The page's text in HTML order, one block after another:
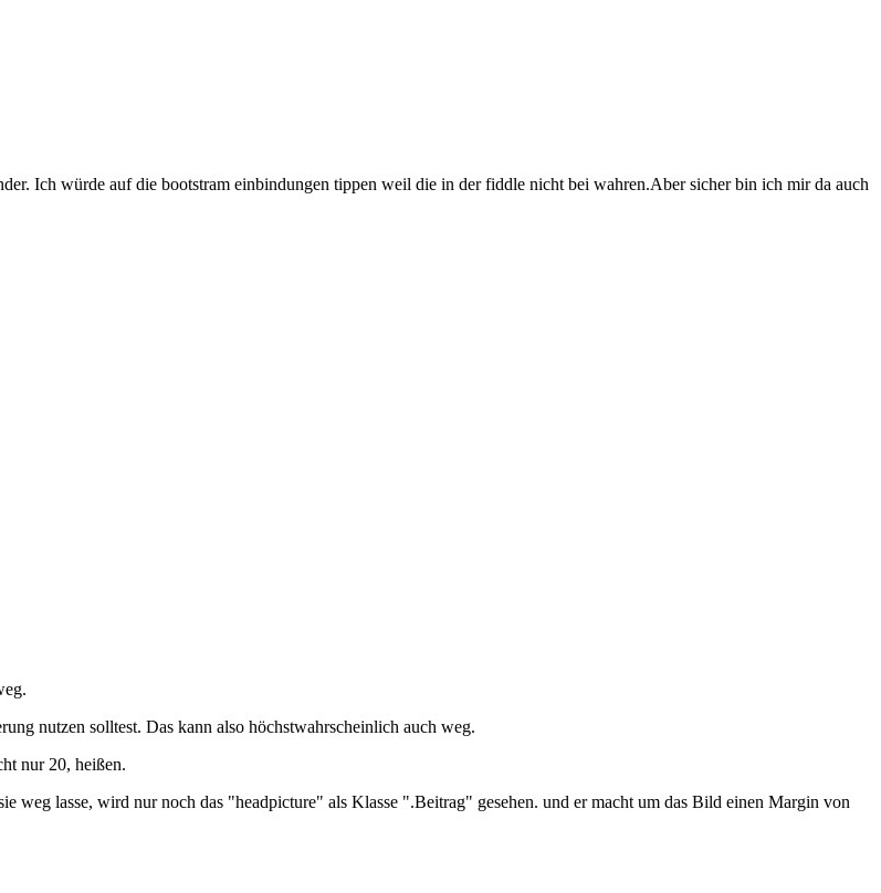
Ich würde auf die bootstram einbindungen tippen weil die in der fiddle nicht bei wahren.Aber sicher bin ich mir da auch
nutzen solltest. Das kann also höchstwahrscheinlich auch weg.
nur 20, heißen.
weg lasse, wird nur noch das "headpicture" als Klasse ".Beitrag" gesehen. und er macht um das Bild einen Margin von